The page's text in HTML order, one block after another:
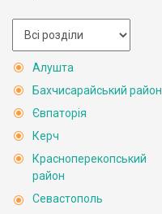
Алушта
Бахчисарайський район
Євпаторія
Керч
Красноперекопський
район
Севастополь